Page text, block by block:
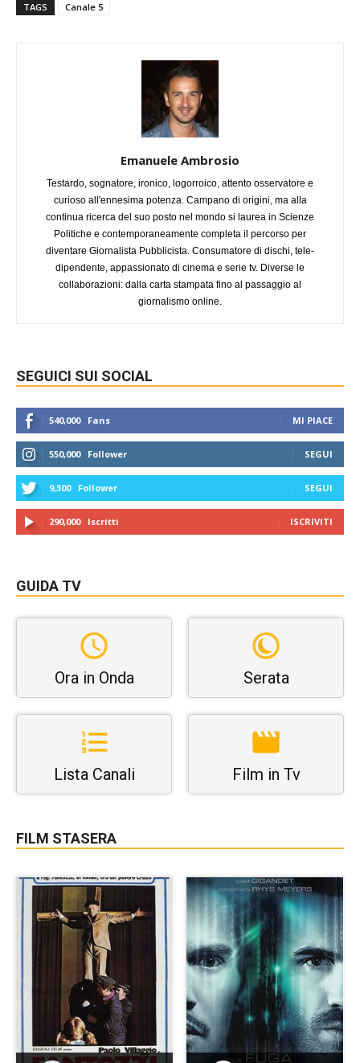
TAGS Canale 5
Emanuele Ambrosio
Testardo, sognatore, ironico, logorroico, attento osservatore e
curioso all'ennesima potenza. Campano di origini, ma alla
continua ricerca del suo posto nel mondo si laurea in Scienze
Politiche e contemporaneamente completa il percorso per
diventare Giornalista Pubblicista. Consumatore di dischi, tele-
dipendente, appassionato di cinema e serie tv. Diverse le
collaborazioni: dalla carta stampata fino al passaggio al
giornalismo online.
SEGUICI SUI SOCIAL
540,000 Fans MI PIACE
550,000 Follower SEGUI
9,300 Follower SEGUI
290,000 Iscritti ISCRIVITI
GUIDA TV
Ora in Onda Serata
Lista Canali Film in Tv
FILM STASERA